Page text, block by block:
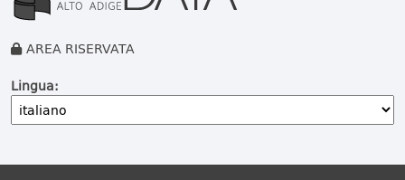
AREA RISERVATA
Lingua